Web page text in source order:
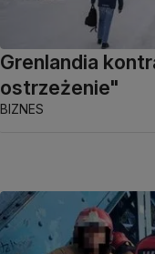
Grenlandia
ostrzeżenie"
BIZNES